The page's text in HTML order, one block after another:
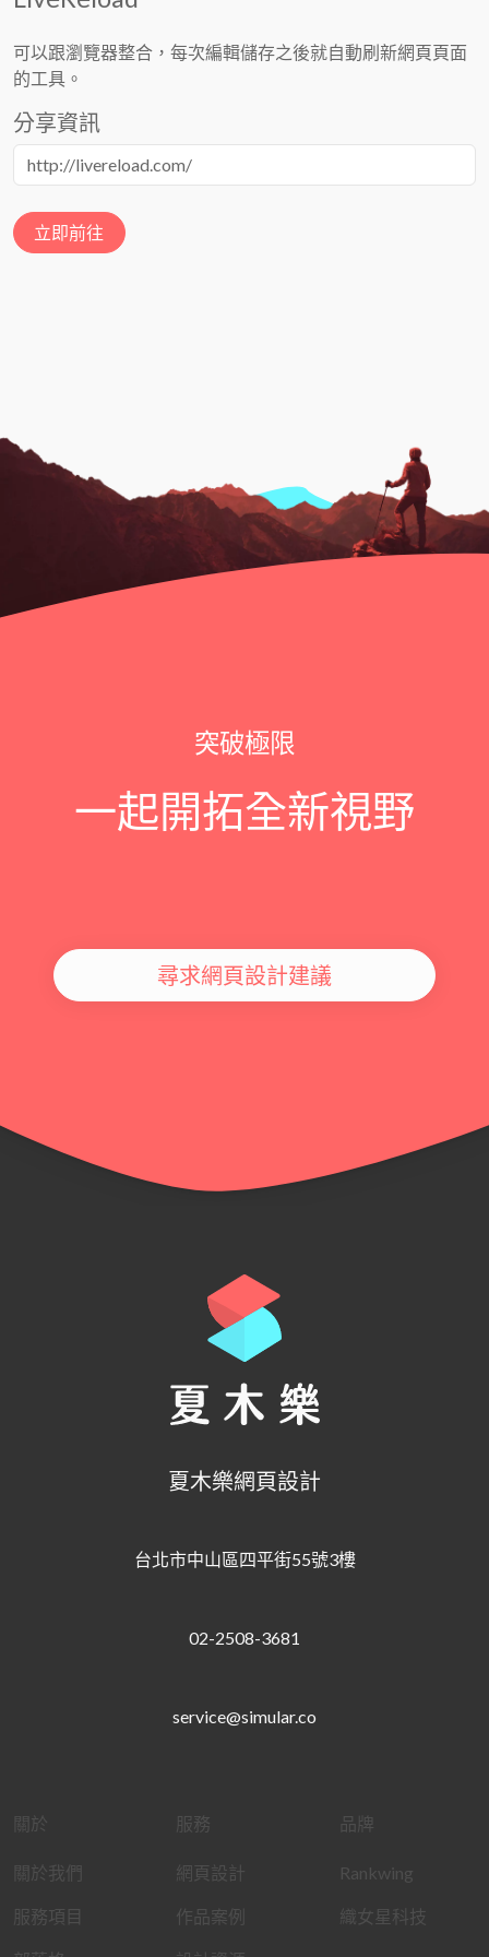
可以跟瀏覽器整合，每次編輯儲存之後就自動刷新網頁頁面
的工具。
分享資訊
立即前往
突破極限
一起開拓全新視野
尋求網頁設計建議
夏木樂網頁設計
台北市中山區四平街55號3樓
02-2508-3681
service@simular.co
關於
關於我們
服務項目
服務
網頁設計
作品案例
品牌
Rankwing
織女星科技